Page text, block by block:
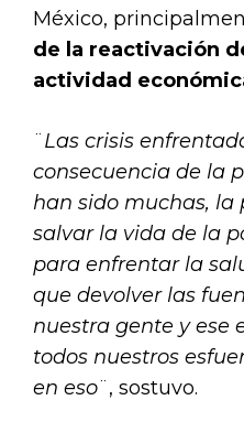
México,
de la reactivación
actividad
¨Las crisis
consecuencia de la
han sido muchas,
salvar la vida de la
para enfrentar la
que devolver las
nuestra gente y ese
todos nuestros
en eso¨, sostuvo.